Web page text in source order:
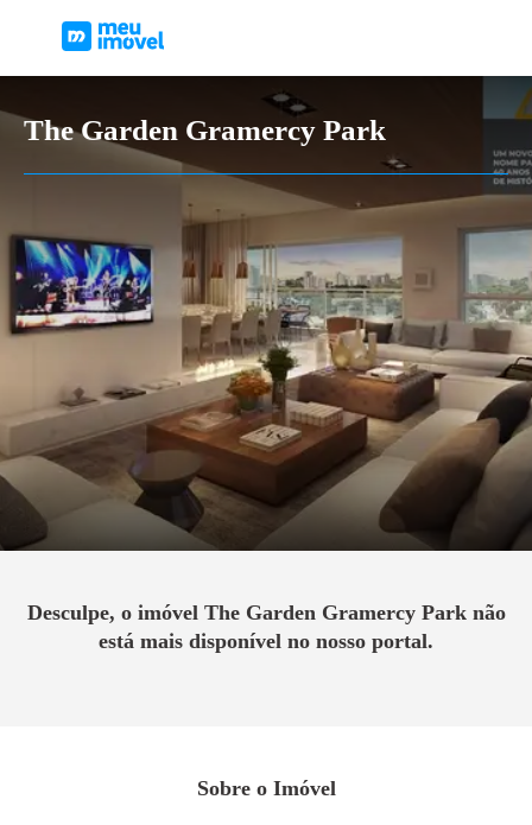
The Garden Gramercy Park
Desculpe, o imóvel The Garden Gramercy Parknão
está mais disponível no nosso portal.
Sobre o Imóvel